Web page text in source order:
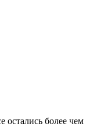
остались более чем